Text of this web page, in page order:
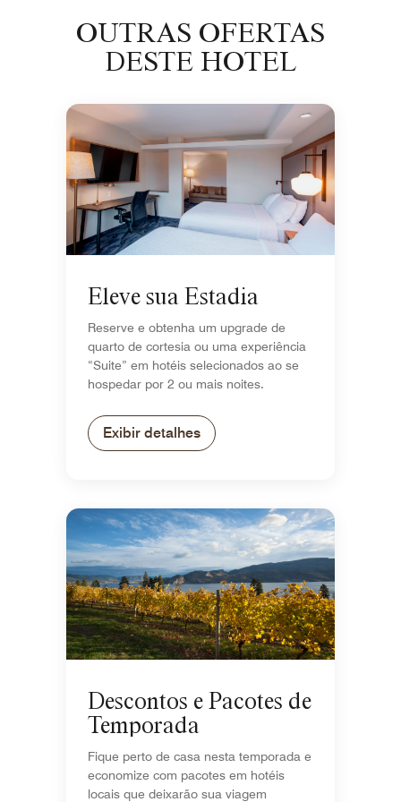
OUTRAS OFERTAS
DESTE HOTEL
Eleve sua Estadia
Reserve e obtenha um upgrade de
quarto de cortesia ou uma experiência
“Suite” em hotéis selecionados ao se
hospedar por 2 ou mais noites.
Exibir detalhes
Descontos e Pacotes de
Temporada
Fique perto de casa nesta temporada e
economize com pacotes em hotéis
locais que deixarão sua viagem